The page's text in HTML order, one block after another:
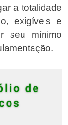
a totalidade
exigíveis e
seu mínimo